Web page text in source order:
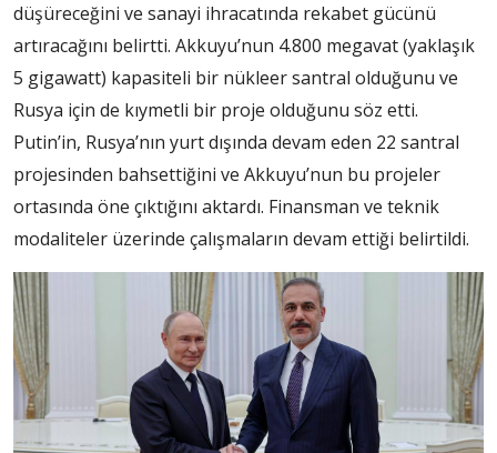
düşüreceğini ve sanayi ihracatında rekabet gücünü
artıracağını belirtti. Akkuyu’nun 4.800 megavat (yaklaşık
5 gigawatt) kapasiteli bir nükleer santral olduğunu ve
Rusya için de kıymetli bir proje olduğunu söz etti.
Putin’in, Rusya’nın yurt dışında devam eden 22 santral
projesinden bahsettiğini ve Akkuyu’nun bu projeler
ortasında öne çıktığını aktardı. Finansman ve teknik
modaliteler üzerinde çalışmaların devam ettiği belirtildi.